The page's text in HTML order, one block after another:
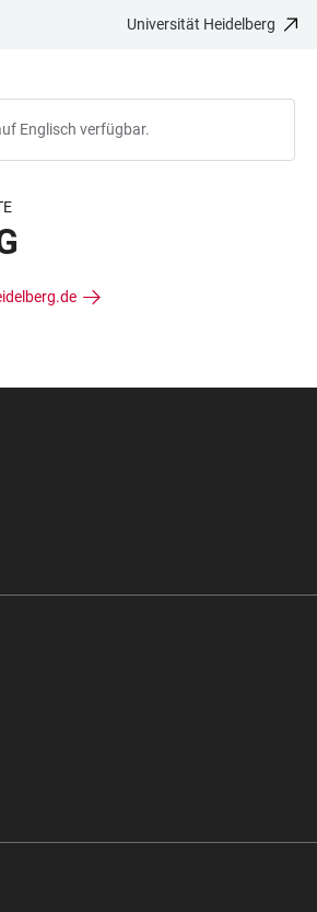
Universität Heidelberg
Englisch verfügbar.